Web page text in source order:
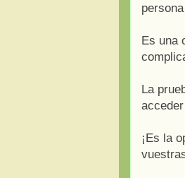
Es una
La
¡Es la